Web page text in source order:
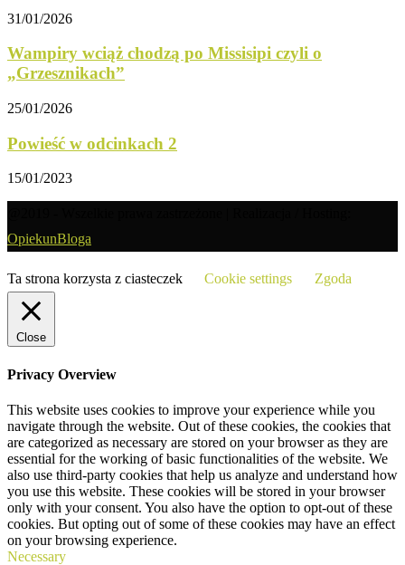
31/01/2026
Wampiry wciąż chodzą po Missisipi czyli o
„Grzesznikach”
25/01/2026
Powieść w odcinkach 2
15/01/2023
OpiekunBloga
Ta strona korzysta z ciasteczek Cookie settings Zgoda
Close
Privacy Overview
This website uses cookies to improve your experience while you
navigate through the website. Out of these cookies, the cookies that
are categorized as necessary are stored on your browser as they are
essential for the working of basic functionalities of the website. We
also use third-party cookies that help us analyze and understand how
you use this website. These cookies will be stored in your browser
only with your consent. You also have the option to opt-out of these
cookies. But opting out of some of these cookies may have an effect
on your browsing experience.
Necessary